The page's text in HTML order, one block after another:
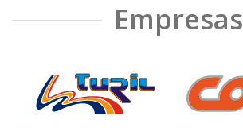
Empresas
❮